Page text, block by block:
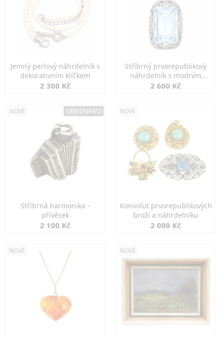
Jemný perlový náhrdelník s
dekorativním klíčkem
2 300 Kč
Stříbrný prvorepublikový
náhrdelník s modrým
spinelem
2 600 Kč
NOVÉ OBJEDNÁNO
Stříbrná harmonika -
přívěsek
2 100 Kč
NOVÉ
Konvolut prvorepublikových
broží a náhrdelníku
2 000 Kč
NOVÉ NOVÉ